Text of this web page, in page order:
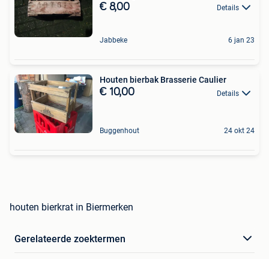
€ 8,00 Details
Jabbeke 6 jan 23
Houten bierbak Brasserie Caulier
€ 10,00 Details
Buggenhout 24 okt 24
houten bierkrat in Biermerken
Gerelateerde zoektermen